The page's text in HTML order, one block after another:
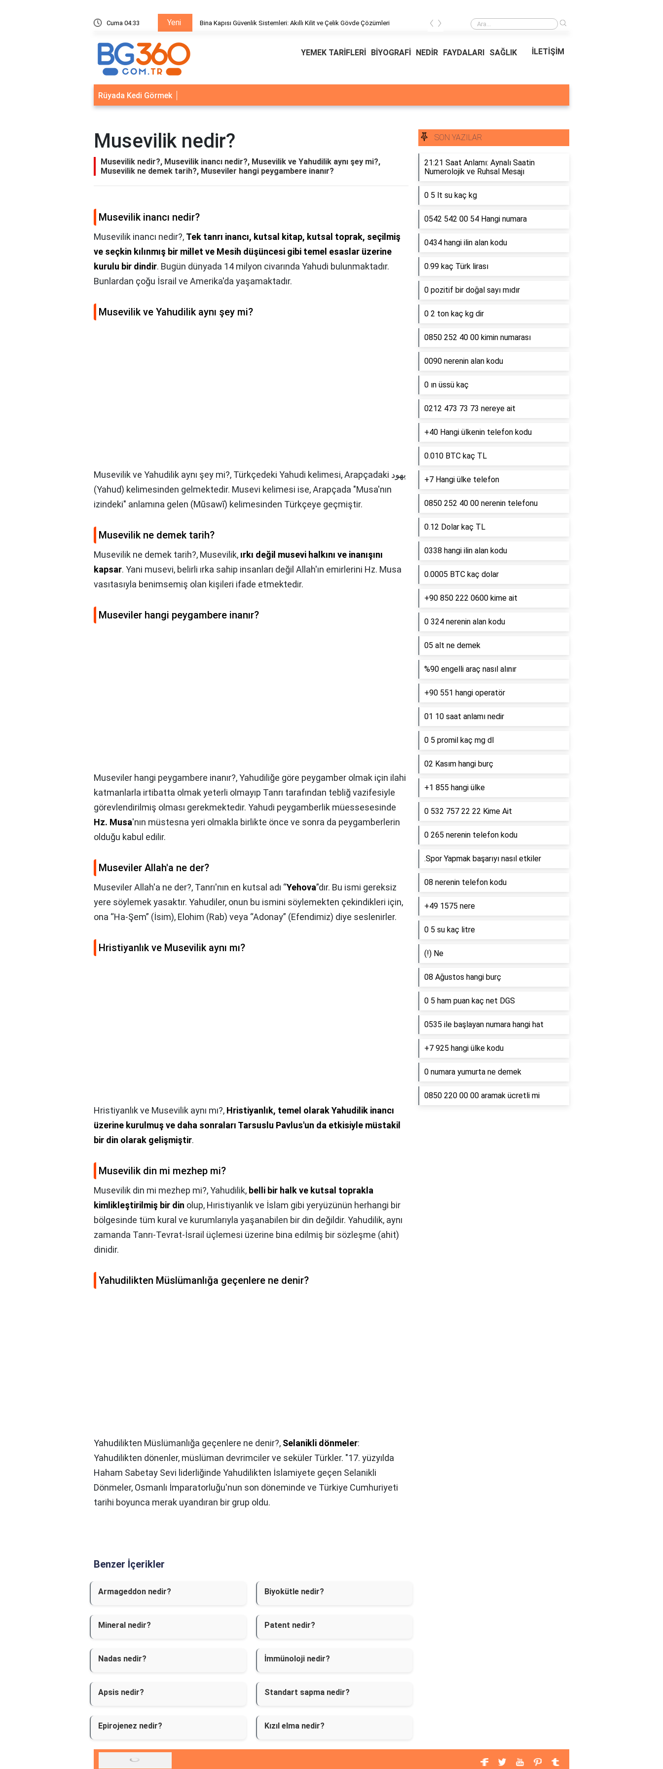
Cuma 04:33 Yeni
Sistemleri: Akıllı Kilit ve Çelik Gövde Çözümleri Bina Kapısı Güvenlik Sistemleri: Akıllı Kilit ve Çelik Gövde Çözümleri Ödeal Müşteri Hizmetleri
‹ ›
YEMEK TARİFLERİ BİYOGRAFİ NEDİR FAYDALARI SAĞLIK İLETİŞİM
Rüyada Kedi Görmek
Musevilik nedir?
Musevilik nedir?, Musevilik inancı nedir?, Musevilik ve Yahudilik aynı şey mi?,
Musevilik ne demek tarih?, Museviler hangi peygambere inanır?
Musevilik inancı nedir?
Musevilik inancı nedir?, Tek tanrı inancı, kutsal kitap, kutsal toprak, seçilmiş
ve seçkin kılınmış bir millet ve Mesih düşüncesi gibi temel esaslar üzerine
kurulu bir dindir. Bugün dünyada 14 milyon civarında Yahudi bulunmaktadır.
Bunlardan çoğu İsrail ve Amerika'da yaşamaktadır.
Musevilik ve Yahudilik aynı şey mi?
Musevilik ve Yahudilik aynı şey mi?, Türkçedeki Yahudi kelimesi, Arapçadaki يهود
(Yahud) kelimesinden gelmektedir. Musevi kelimesi ise, Arapçada "Musa'nın
izindeki" anlamına gelen (Mūsawī) kelimesinden Türkçeye geçmiştir.
Musevilik ne demek tarih?
Musevilik ne demek tarih?, Musevilik, ırkı değil musevi halkını ve inanışını
kapsar. Yani musevi, belirli ırka sahip insanları değil Allah'ın emirlerini Hz. Musa
vasıtasıyla benimsemiş olan kişileri ifade etmektedir.
Museviler hangi peygambere inanır?
Museviler hangi peygambere inanır?,Yahudiliğe göre peygamber olmak için ilahi
katmanlarla irtibatta olmak yeterli olmayıp Tanrı tarafından tebliğ vazifesiyle
görevlendirilmiş olması gerekmektedir. Yahudi peygamberlik müessesesinde
Hz. Musa'nın müstesna yeri olmakla birlikte önce ve sonra da peygamberlerin
olduğu kabul edilir.
Museviler Allah'a ne der?
Museviler Allah'a ne der?, Tanrı'nın en kutsal adı “Yehova”dır. Bu ismi gereksiz
yere söylemek yasaktır. Yahudiler, onun bu ismini söylemekten çekindikleri için,
ona “Ha-Şem” (İsim), Elohim (Rab) veya “Adonay” (Efendimiz) diye seslenirler.
Hristiyanlık ve Musevilik aynı mı?
Hristiyanlık ve Musevilik aynı mı?, Hristiyanlık, temel olarak Yahudilik inancı
üzerine kurulmuş ve daha sonraları Tarsuslu Pavlus'un da etkisiyle müstakil
bir din olarak gelişmiştir.
Musevilik din mi mezhep mi?
Musevilik din mi mezhep mi?,Yahudilik, belli bir halk ve kutsal toprakla
kimlikleştirilmiş bir din olup, Hıristiyanlık ve İslam gibi yeryüzünün herhangi bir
bölgesinde tüm kural ve kurumlarıyla yaşanabilen bir din değildir. Yahudilik, aynı
zamanda Tanrı-Tevrat-İsrail üçlemesi üzerine bina edilmiş bir sözleşme (ahit)
dinidir.
Yahudilikten Müslümanlığa geçenlere ne denir?
Yahudilikten Müslümanlığa geçenlere ne denir?, Selanikli dönmeler:
Yahudilikten dönenler, müslüman devrimciler ve seküler Türkler. "17. yüzyılda
Haham Sabetay Sevi liderliğinde Yahudilikten İslamiyete geçen Selanikli
Dönmeler, Osmanlı İmparatorluğu'nun son döneminde ve Türkiye Cumhuriyeti
tarihi boyunca merak uyandıran bir grup oldu.
Benzer İçerikler
Armageddon nedir? Biyokütle nedir?
Mineral nedir? Patent nedir?
Nadas nedir? İmmünoloji nedir?
Apsis nedir? Standart sapma nedir?
Epirojenez nedir? Kızıl elma nedir?
SON YAZILAR
21:21 Saat Anlamı: Aynalı Saatin
Numerolojik ve Ruhsal Mesajı
0 5 lt su kaç kg
0542 542 00 54 Hangi numara
0434 hangi ilin alan kodu
0.99 kaç Türk lirası
0 pozitif bir doğal sayı mıdır
0 2 ton kaç kg dir
0850 252 40 00 kimin numarası
0090 nerenin alan kodu
0 ın üssü kaç
0212 473 73 73 nereye ait
+40 Hangi ülkenin telefon kodu
0.010 BTC kaç TL
+7 Hangi ülke telefon
0850 252 40 00 nerenin telefonu
0.12 Dolar kaç TL
0338 hangi ilin alan kodu
0.0005 BTC kaç dolar
+90 850 222 0600 kime ait
0 324 nerenin alan kodu
05 alt ne demek
%90 engelli araç nasıl alınır
+90 551 hangi operatör
01 10 saat anlamı nedir
0 5 promil kaç mg dl
02 Kasım hangi burç
+1 855 hangi ülke
0 532 757 22 22 Kime Ait
0 265 nerenin telefon kodu
.Spor Yapmak başarıyı nasıl etkiler
08 nerenin telefon kodu
+49 1575 nere
0 5 su kaç litre
(!) Ne
08 Ağustos hangi burç
0 5 ham puan kaç net DGS
0535 ile başlayan numara hangi hat
+7 925 hangi ülke kodu
0 numara yumurta ne demek
0850 220 00 00 aramak ücretli mi